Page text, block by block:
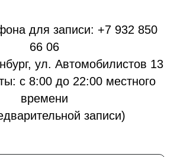
для записи: +7 932 850
66 06
ул. Автомобилистов 13
с 8:00 до 22:00 местного
времени
записи)